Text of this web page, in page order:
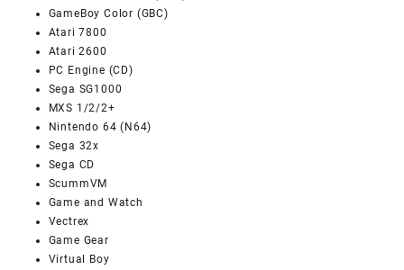
GameBoy Color (GBC)
Atari 7800
Atari 2600
PC Engine (CD)
Sega SG1000
MXS 1/2/2+
Nintendo 64 (N64)
Sega 32x
Sega CD
ScummVM
Game and Watch
Vectrex
Game Gear
Virtual Boy